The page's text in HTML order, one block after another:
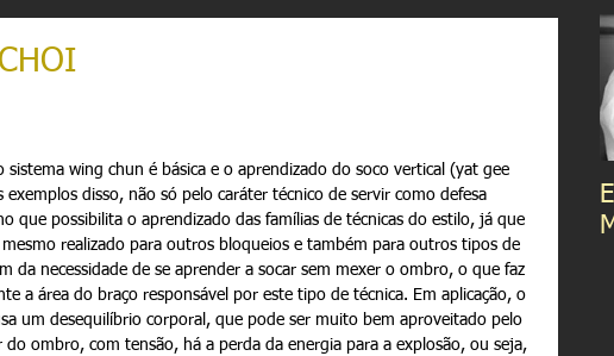
wing chun é básica e o aprendizado do soco vertical (yat gee
disso, não só pelo caráter técnico de servir como defesa
que possibilita o aprendizado das famílias de técnicas do estilo, já que
realizado para outros bloqueios e também para outros tipos de
da necessidade de se aprender a socar sem mexer o ombro, o que faz
a área do braço responsável por este tipo de técnica. Em aplicação, o
um desequilíbrio corporal, que pode ser muito bem aproveitado pelo
ombro, com tensão, há a perda da energia para a explosão, ou seja,